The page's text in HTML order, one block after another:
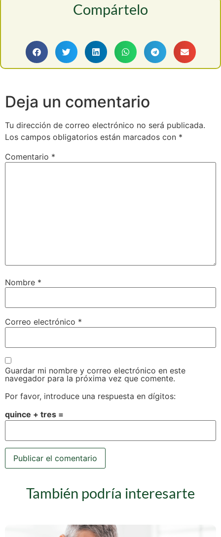
Compártelo
Deja un comentario
Tu dirección de correo electrónico no será publicada.
Los campos obligatorios están marcados con *
Comentario *
Nombre *
Correo electrónico *
Guardar mi nombre y correo electrónico en este
navegador para la próxima vez que comente.
Por favor, introduce una respuesta en dígitos:
quince + tres =
También podría interesarte